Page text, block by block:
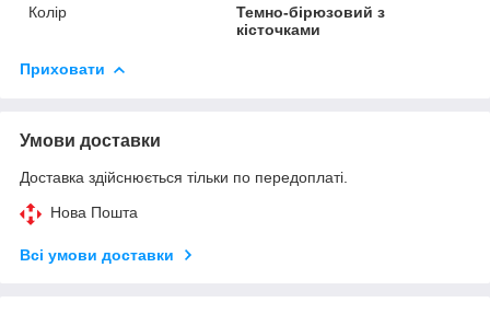
Колір
Темно-бірюзовий з
кісточками
Приховати
Умови доставки
Доставка здійснюється тільки по передоплаті.
Нова Пошта
Всі умови доставки